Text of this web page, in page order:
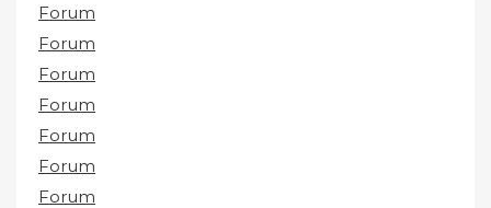
Forum
Forum
Forum
Forum
Forum
Forum
Forum